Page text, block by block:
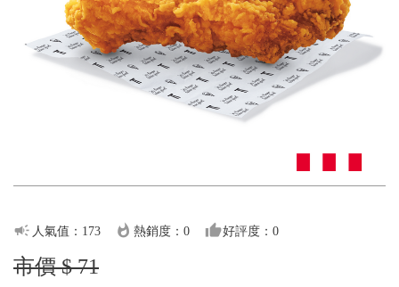
campaign 人氣值：173 whatshot 熱銷度：0 thumb_up好評度：0
市價 $ 71